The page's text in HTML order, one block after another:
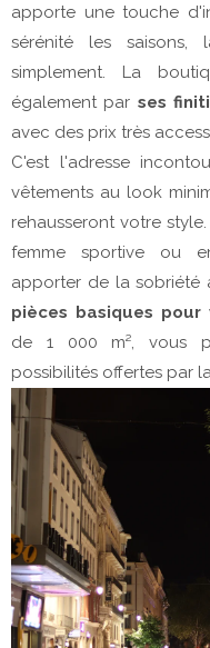
apporte une touche
sérénité les
simplement. La
également par ses
avec des prix très
C'est l'adresse
vêtements au look
rehausseront votre
femme sportive ou
apporter de la sobriété
pièces basiques
de 1 000 m², vous
possibilités offertes par